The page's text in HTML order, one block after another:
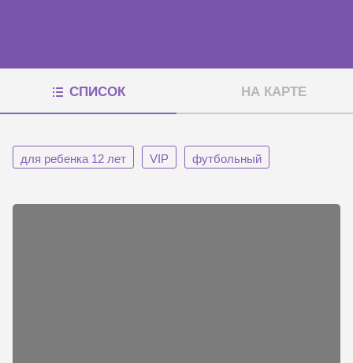
СПИСОК НА КАРТЕ
для ребенка 12 лет VIP футбольный